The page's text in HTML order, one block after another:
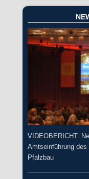
VIDEOBERICHT:
Amtseinführung
Pfalzbau